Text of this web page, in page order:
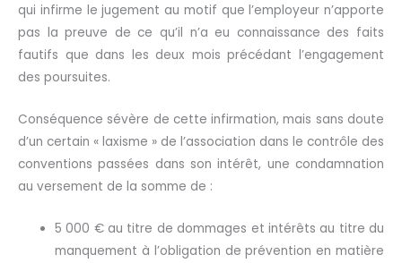
qui infirme le jugement au motif que l’employeur n’apporte
pas la preuve de ce qu’il n’a eu connaissance des faits
fautifs que dans les deux mois précédant l’engagement
des poursuites.
Conséquence sévère de cette infirmation, mais sans doute
d’un certain « laxisme » de l’association dans le contrôle des
conventions passées dans son intérêt, une condamnation
au versement de la somme de :
5 000 € au titre de dommages et intérêts au titre du
manquement à l’obligation de prévention en matière